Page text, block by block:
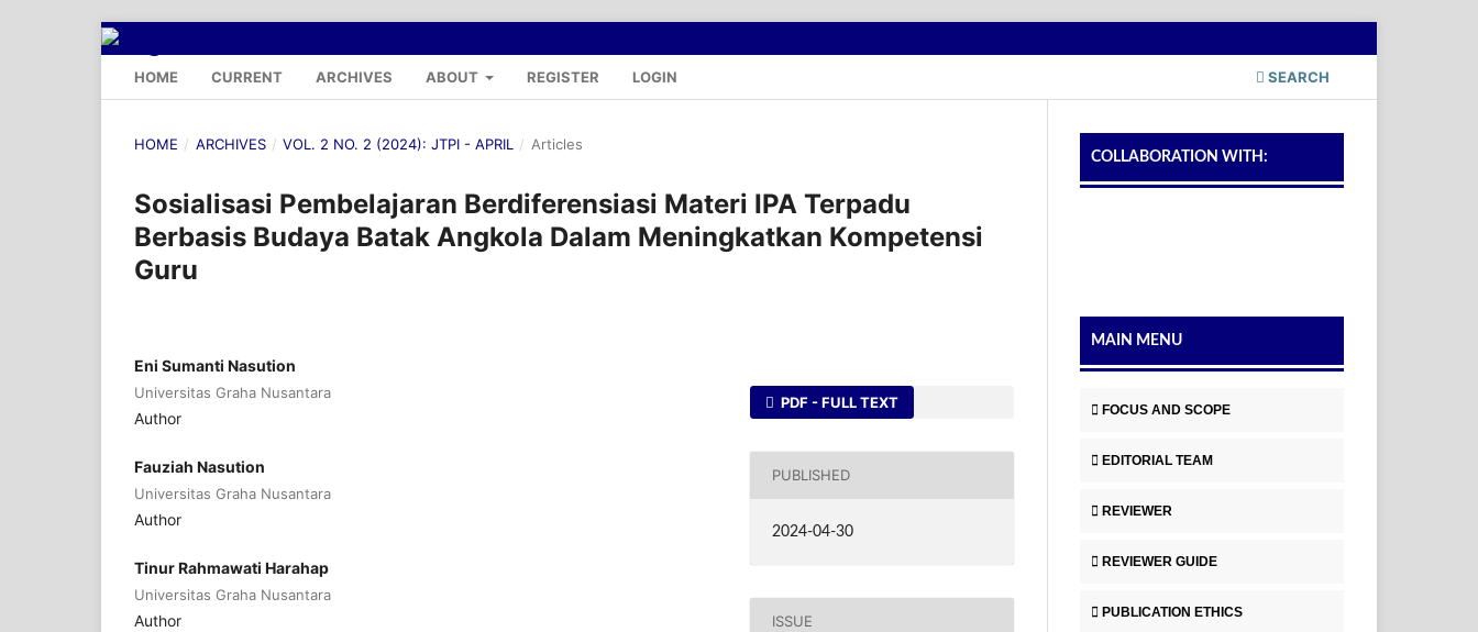
HOME CURRENT ARCHIVES ABOUT REGISTER LOGIN SEARCH
HOME / ARCHIVES / VOL. 2 NO. 2 (2024): JTPI - APRIL / Articles
Sosialisasi Pembelajaran Berdiferensiasi Materi IPA Terpadu
Berbasis Budaya Batak Angkola Dalam Meningkatkan Kompetensi
Guru
Eni Sumanti Nasution
Universitas Graha Nusantara
Author
Fauziah Nasution
Universitas Graha Nusantara
Author
Tinur Rahmawati Harahap
Universitas Graha Nusantara
Author
PDF - FULL TEXT
PUBLISHED
2024-04-30
ISSUE
COLLABORATION WITH:
MAIN MENU
FOCUS AND SCOPE
EDITORIAL TEAM
REVIEWER
REVIEWER GUIDE
PUBLICATION ETHICS